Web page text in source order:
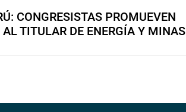
CONGRESISTAS PROMUEVEN
TITULAR DE ENERGÍA Y MINAS